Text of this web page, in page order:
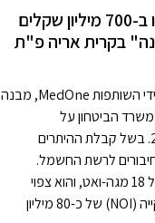
בנק הפועלים ודיסקונט יממנו ב-700 מיליון שקלים
בקרית אריה פ"ת
המרכז הטכנולוגי הענקי, שיוקם על ידי השותפות MedOne, מבנה
משרד הביטחון על
ז'בוטינסקי, צפוי להפתח בסוף 2027. בשל קבלת ההיתרים
לרשת החשמל.
הספקו המתוכנן של המרכז יעמוד על 18 מגה-ואט, והוא צפוי
להניב לשותפות הכנסה תפעולית נקייה (NOI) של כ-80 מיליון